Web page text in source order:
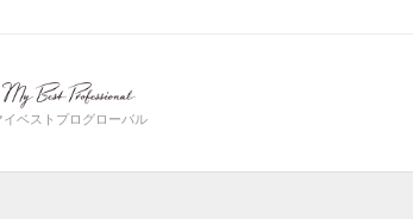
イベストプログローバル